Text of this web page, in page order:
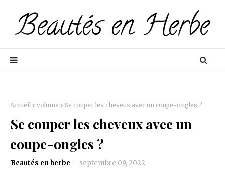
Accueil volume Se couper les cheveux avec un coupe-ongles ?
Se couper les cheveux avec un
coupe-ongles ?
Beautés en herbe septembre 09, 2022